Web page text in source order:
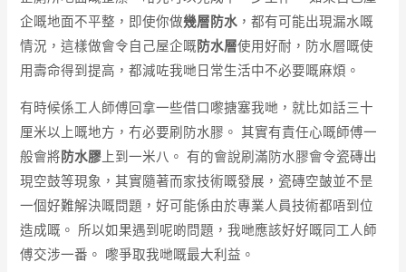
企嘅地面不平整，即使你做幾層防水 ，都有可能出現漏水嘅
情況，這樣做會令自己屋企嘅防水層使用好耐，防水層嘅使
用壽命得到提高，都減咗我哋日常生活中不必要嘅麻煩。
有時候係工人師傅回拿一些借口嚟搪塞我哋，就比如話三十
厘米以上嘅地方，冇必要刷防水膠。 其實有責任心嘅師傅一
般會將防水膠 上到一米八。 有的會說刷滿防水膠會令瓷磚出
現空鼓等現象，其實隨著而家技術嘅發展，瓷磚空皷並不昰
一個好難解決嘅問題，好可能係由於專業人員技術都唔到位
造成嘅。 所以如果遇到呢啲問題，我哋應該好好嘅同工人師
傅交涉一番。 嚟爭取我哋嘅最大利益。